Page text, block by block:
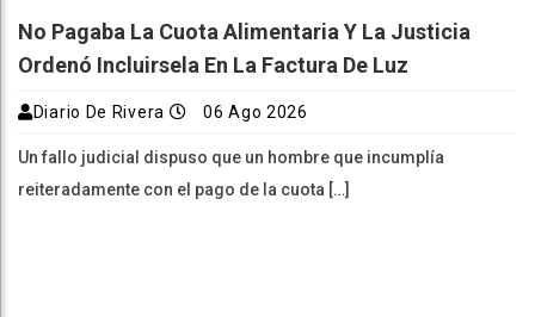
No Pagaba La Cuota Alimentaria Y La Justicia
Ordenó Incluirsela En La Factura De Luz
Diario De Rivera 06 Ago 2026
Un fallo judicial dispuso que un hombre que incumplía
reiteradamente con el pago de la cuota […]